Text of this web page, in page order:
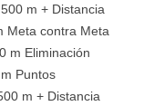
m + Distancia
Meta contra Meta
m Eliminación
Puntos
m + Distancia